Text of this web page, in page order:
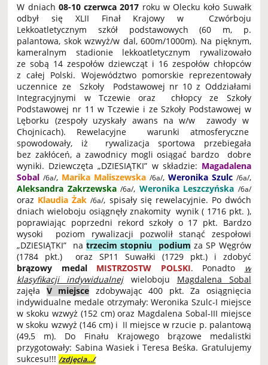
W dniach 08-10 czerwca 2017 roku w Olecku koło Suwałk
odbył się XLII Finał Krajowy w Czwórboju
Lekkoatletycznym szkół podstawowych (60 m, p.
palantowa, skok wzwyż/w dal, 600m/1000m). Na pięknym,
kameralnym stadionie lekkoatletycznym rywalizowało
ze sobą 14 zespołów dziewcząt i 16 zespołów chłopców
z całej Polski. Województwo pomorskie reprezentowały
uczennice ze Szkoły Podstawowej nr 10 z Oddziałami
Integracyjnymi w Tczewie oraz chłopcy ze Szkoły
Podstawowej nr 11 w Tczewie i ze Szkoły Podstawowej w
Lęborku (zespoły uzyskały awans na w/w zawody w
Chojnicach). Rewelacyjne warunki atmosferyczne
spowodowały, iż rywalizacja sportowa przebiegała
bez zakłóceń, a zawodnicy mogli osiągać bardzo dobre
wyniki. Dziewczęta „DZIESIĄTKI” w składzie: Magadalena
Sobal /6a/, Marika Maliszewska /6a/, Weronika Szulc /6a/,
Aleksandra Zakrzewska/6a/, Weronika Leszczyńska /6a/
oraz Klaudia Żak /6a/, spisały się rewelacyjnie. Po dwóch
dniach wieloboju osiągnęły znakomity wynik ( 1716 pkt. ),
poprawiając poprzedni rekord szkoły o 17 pkt. Bardzo
wysoki poziom rywalizacji pozwolił stanąć zespołowi
„DZIESIĄTKI” natrzecim stopniu podium za SP Węgrów
(1784 pkt.) oraz SP11 Suwałki (1729 pkt.) i zdobyć
brązowy medal
MISTRZOSTW POLSKI. Ponadto
w
klasyfikacji indywidualnejwieloboju Magdalena Sobal
zajęła V miejsce zdobywając 400 pkt. Za osiągnięcia
indywidualne medale otrzymały: Weronika Szulc-I miejsce
w skoku wzwyż (152 cm) oraz Magdalena Sobal-III miejsce
w skoku wzwyż (146 cm) i II miejsce w rzucie p. palantową
(49,5 m). Do Finału Krajowego brązowe medalistki
przygotowały: Sabina Wasiek i Teresa Beśka. Gratulujemy
sukcesu!!! /zdjęcia.../